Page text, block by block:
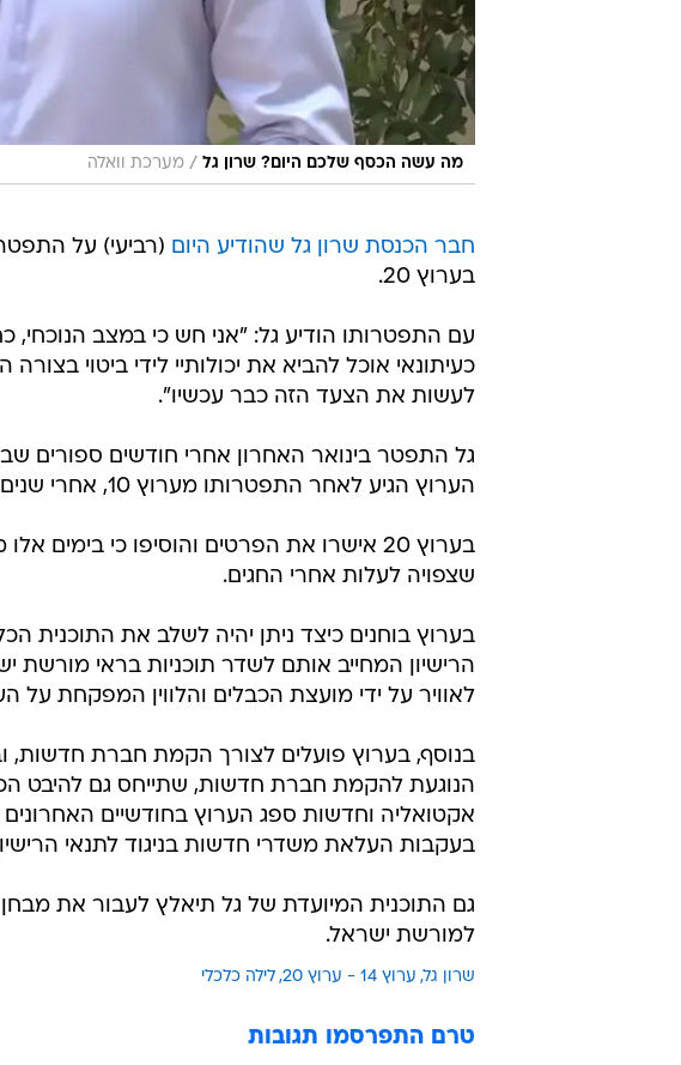
מה עשה הכסף שלכם היום? שרון גל / מערכת וואלה
חבר הכנסת שרון גל שהודיע היום (רביעי) על
בערוץ 20.
עם התפטרותו הודיע גל: "אני חש כי במצב הנוכחי,
כעיתונאי אוכל להביא את יכולותיי לידי ביטוי
לעשות את הצעד הזה כבר עכשיו".
גל התפטר בינואר האחרון אחרי חודשים ספורים
הערוץ הגיע לאחר התפטרותו מערוץ 10, אחרי שנים שבהן הגיש את התוכנית "לילה כלכלי".
בערוץ 20 אישרו את הפרטים והוסיפו כי
שצפויה לעלות אחרי החגים.
בערוץ בוחנים כיצד ניתן יהיה לשלב את התוכנית
הרישיון המחייב אותם לשדר תוכניות בראי מורשת
לאוויר על ידי מועצת הכבלים והלווין המפקחת על
בנוסף, בערוץ פועלים לצורך הקמת חברת חדשות,
הנוגעת להקמת חברת חדשות, שתייחס גם להיבט
בעקבות העלאת משדרי חדשות בניגוד לתנאי
גם התוכנית המיועדת של גל תיאלץ לעבור את
למורשת ישראל.
שרון גל ערוץ 14 - ערוץ 20 לילה כלכלי
טרם התפרסמו תגובות